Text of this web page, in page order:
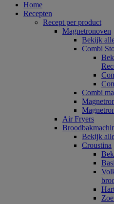
Home
Recepten
Recept per product
Magnetronoven
Bekijk
Combi
Combi
Air Fryers
Bekijk
Croustina